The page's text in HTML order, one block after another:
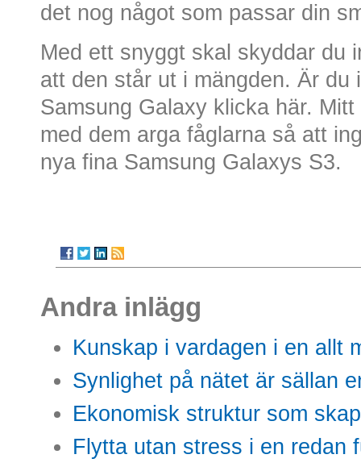
det nog något som passar din
Med ett snyggt skal skyddar du
att den står ut i mängden. Är du
Samsung Galaxy klicka här.
med dem arga fåglarna så att
nya fina Samsung Galaxys S3.
Andra inlägg
Kunskap i vardagen i en allt
Synlighet på nätet är sällan
Ekonomisk struktur som
Flytta utan stress i en redan